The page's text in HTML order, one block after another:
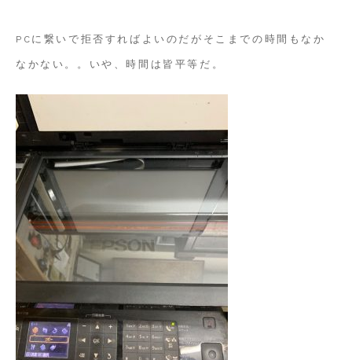
PCに繋いで拒否すればよいのだがそこまでの時間もなか
なかない。。いや、時間は皆平等だ。